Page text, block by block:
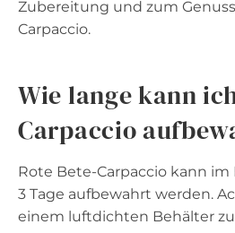
Zubereitung und zum
Carpaccio.
Wie lange kann
Carpaccio
Rote Bete-Carpaccio kann im
3 Tage aufbewahrt werden.
einem luftdichten Behälter